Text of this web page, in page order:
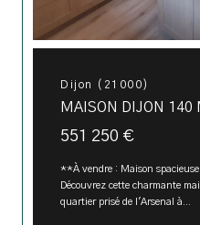
Dijon (21000)
MAISON DIJON 140
551 250 €
**À vendre : Maison
Découvrez cette charmante
quartier prisé de l'Arsenal à...